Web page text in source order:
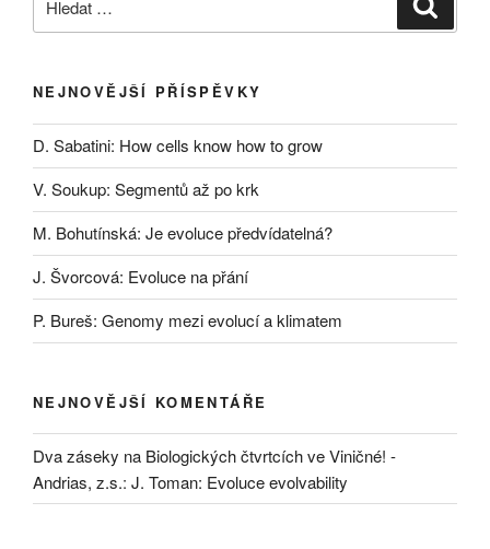
NEJNOVĚJŠÍ PŘÍSPĚVKY
D. Sabatini: How cells know how to grow
V. Soukup: Segmentů až po krk
M. Bohutínská: Je evoluce předvídatelná?
J. Švorcová: Evoluce na přání
P. Bureš: Genomy mezi evolucí a klimatem
NEJNOVĚJŠÍ KOMENTÁŘE
Dva záseky na Biologických čtvrtcích ve Viničné! -
Andrias, z.s.: J. Toman: Evoluce evolvability